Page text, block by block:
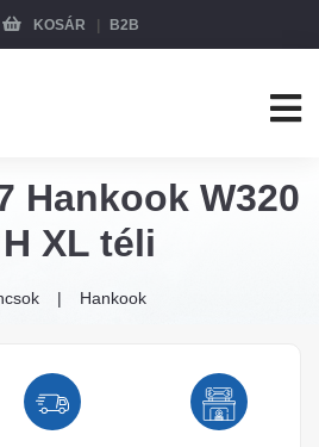
KOSÁR B2B
Hankook W320
XL téli
Hankook